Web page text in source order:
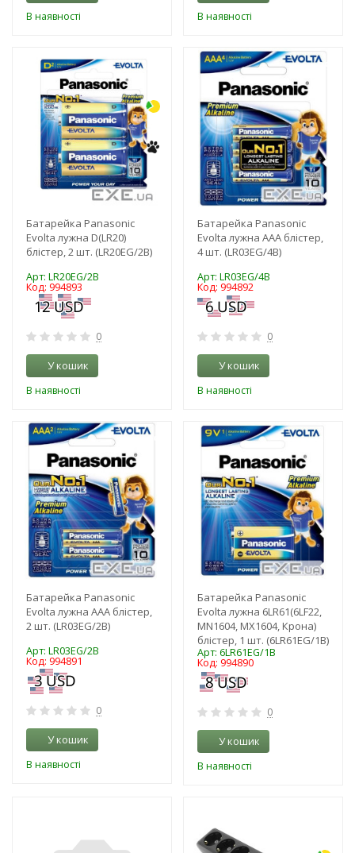
В наявності В наявності
-3%
Батарейка Panasonic
Evolta лужна D(LR20)
блістер, 2 шт. (LR20EG/2B)
Арт: LR20EG/2B
Код: 994893
0
У кошик
В наявності
-3%
Батарейка Panasonic
Evolta лужна AAA блістер,
4 шт. (LR03EG/4B)
Арт: LR03EG/4B
Код: 994892
0
У кошик
В наявності
-3%
Батарейка Panasonic
Evolta лужна AAA блістер,
2 шт. (LR03EG/2B)
Арт: LR03EG/2B
Код: 994891
0
У кошик
В наявності
-3%
Батарейка Panasonic
Evolta лужна 6LR61(6LF22,
MN1604, MX1604, Крона)
блістер, 1 шт. (6LR61EG/1B)
Арт: 6LR61EG/1B
Код: 994890
0
У кошик
В наявності